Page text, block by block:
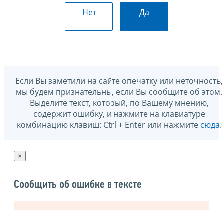
Нет Да
Если Вы заметили на сайте опечатку или неточность,
мы будем признательны, если Вы сообщите об этом.
Выделите текст, который, по Вашему мнению,
содержит ошибку, и нажмите на клавиатуре
комбинацию клавиш: Ctrl + Enter или нажмите сюда.
×
Сообщить об ошибке в тексте